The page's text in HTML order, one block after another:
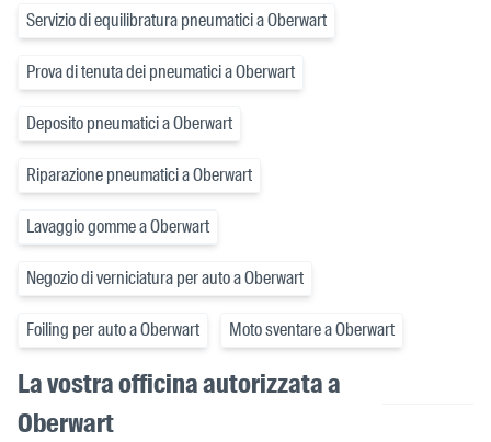
Servizio di equilibratura pneumatici a Oberwart
Prova di tenuta dei pneumatici a Oberwart
Deposito pneumatici a Oberwart
Riparazione pneumatici a Oberwart
Lavaggio gomme a Oberwart
Negozio di verniciatura per auto a Oberwart
Foiling per auto a Oberwart Moto sventare a Oberwart
La vostra officina autorizzata a
Oberwart